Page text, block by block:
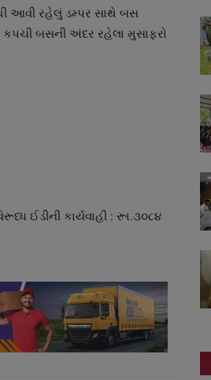
આવી રહેલું ડમ્પર સાથે બસ
બસની અંદર રહેલા મુસાફરો
ઈડીની કાર્યવાહી : રૂા.૩૦૮૪